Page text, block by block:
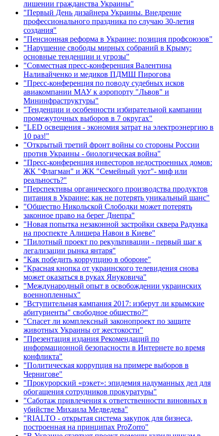
лишении гражданства Украины"
"Первый День дизайнера Украины. Внедрение
профессионального праздника по случаю 30-летия
создания"
"Пенсионная реформа в Украине: позиция профсоюзов"
"Нарушение свободы мирных собраний в Крыму:
основные тенденции и угрозы"
"Совместная пресс-конференция Валентина
Наливайченко и медиков ПДМШ Пирогова
"Пресс-конференция по поводу судебных исков
авиакомпании МАУ к аэропорту "Львов" и
Мининфраструктуры"
"Тенденции и особенности избирательной кампании
промежуточных выборов в 7 округах"
"LED освещения - экономия затрат на электроэнергию в
10 раз!"
"Открытый третий фронт войны со стороны России
против Украины - биологическая война"
"Пресс-конференция инвесторов недостроенных домов:
ЖК "Флагман" и ЖК "Семейный уют"- миф или
реальность?"
"Перспективы органического производства продуктов
питания в Украине: как не потерять уникальный шанс"
"Общество Никольской Слободки может потерять
законное право на берег Днепра"
"Новая попытка незаконной застройки сквера Радунка
на проспекте Алишера Навои в Киеве"
"Пилотный проект по рекультивации - первый шаг к
легализации рынка янтаря"
"Как победить коррупцию в обороне"
"Красная кнопка от украинского телевидения снова
может оказаться в руках Януковича"
"Международный опыт в освобождении украинских
военнопленных"
"Вступительная кампания 2017: изберут ли крымские
абитуриенты" свободное общество?"
"Спасет ли комплексный законопроект по защите
животных Украины от жестокости"
"Презентация издания Рекомендаций по
информационной безопасности в Интернете во время
конфликта"
"Политическая коррупция на примере выборов в
Чернигове"
"Прокурорский «рэкет»: эпидемия надуманных дел для
обогащения сотрудников прокуратуры"
"Саботаж привлечения к ответственности виновных в
убийстве Михаила Медведева"
"RIALTO - открытая система закупок для бизнеса,
построенная на принципах ProZorro"